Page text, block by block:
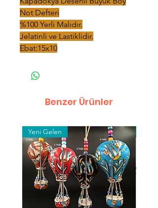
Not Defteri
%100 Yerli Malıdır.
Jelatinli ve Lastiklidir.
Ebat:15x10
Benzer Ürünler
Yeni Gelen